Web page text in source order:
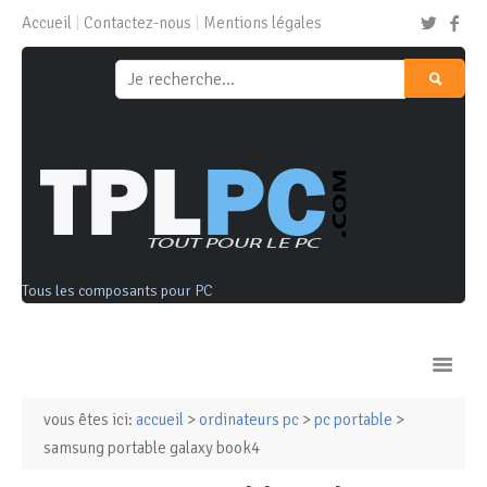
Accueil Contactez-nous Mentions légales
Tous les composants pour PC
Ordinateurs & Tablettes
vous êtes ici: accueil > ordinateurs pc > pc portable >
samsung portable galaxy book4